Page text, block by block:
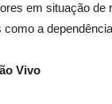
em situação de
a
Vivo